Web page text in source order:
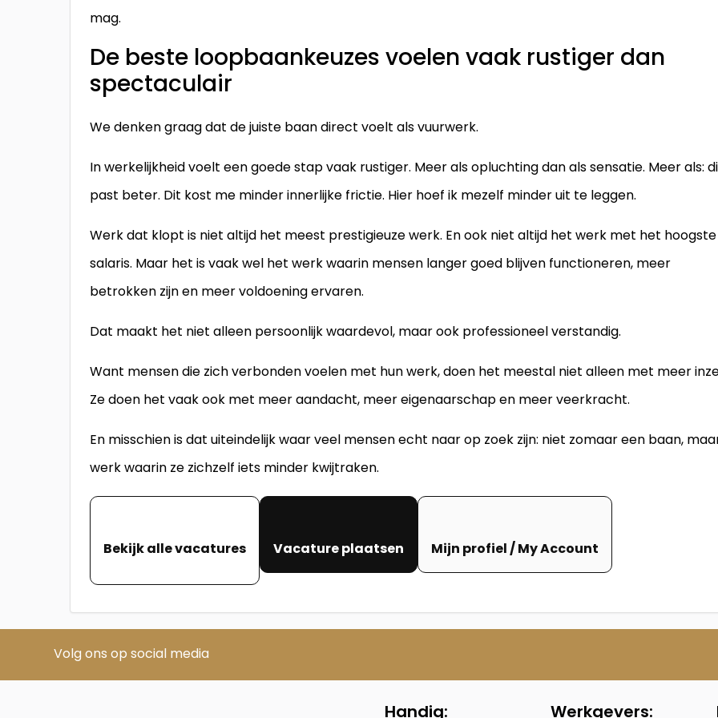
mag.
De beste loopbaankeuzes voelen vaak rustiger dan
spectaculair
We denken graag dat de juiste baan direct voelt als vuurwerk.
In werkelijkheid voelt een goede stap vaak rustiger. Meer als opluchting dan als sensatie. Meer als:
past beter. Dit kost me minder innerlijke frictie. Hier hoef ik mezelf minder uit te leggen.
Werk dat klopt is niet altijd het meest prestigieuze werk. En ook niet altijd het werk met het hoogste
salaris. Maar het is vaak wel het werk waarin mensen langer goed blijven functioneren, meer
betrokken zijn en meer voldoening ervaren.
Dat maakt het niet alleen persoonlijk waardevol, maar ook professioneel verstandig.
Want mensen die zich verbonden voelen met hun werk, doen het meestal niet alleen met meer
Ze doen het vaak ook met meer aandacht, meer eigenaarschap en meer veerkracht.
En misschien is dat uiteindelijk waar veel mensen echt naar op zoek zijn: niet zomaar een baan,
werk waarin ze zichzelf iets minder kwijtraken.
Bekijk alle vacatures Vacature plaatsen Mijn profiel / My Account
Volg ons op social media
Handig: Werkgevers: